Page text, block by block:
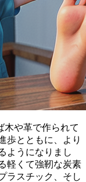
木や革で作られて
歩とともに、より
ようになりまし
軽くて強靭な炭素
ラスチック、そし